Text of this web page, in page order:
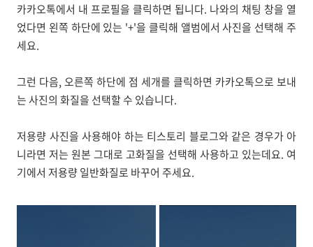
카카오톡에서 내 프로필을 클릭하면 됩니다. 나와의 채팅 창을 열
었다면 왼쪽 하단에 있는 '+'을 클릭해 앨범에서 사진을 선택해 주
세요.
그런 다음, 오른쪽 하단에 점 세개를 클릭하면 카카오톡으로 보내
는 사진의 화질을 선택할 수 있습니다.
저용량 사진을 사용해야 하는 티스토리 블로그와 같은 경우가 아
니라면 저는 원본 그대로 고화질을 선택해 사용하고 있는데요. 여
기에서 저용량 일반화질로 바꾸어 주세요.